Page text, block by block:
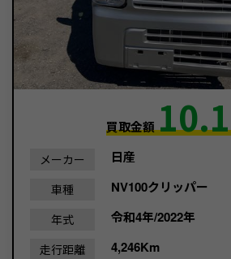
買取金額10.1
メーカー 日産
車種 NV100クリッパー
年式 令和4年/2022年
走行距離 4,246Km